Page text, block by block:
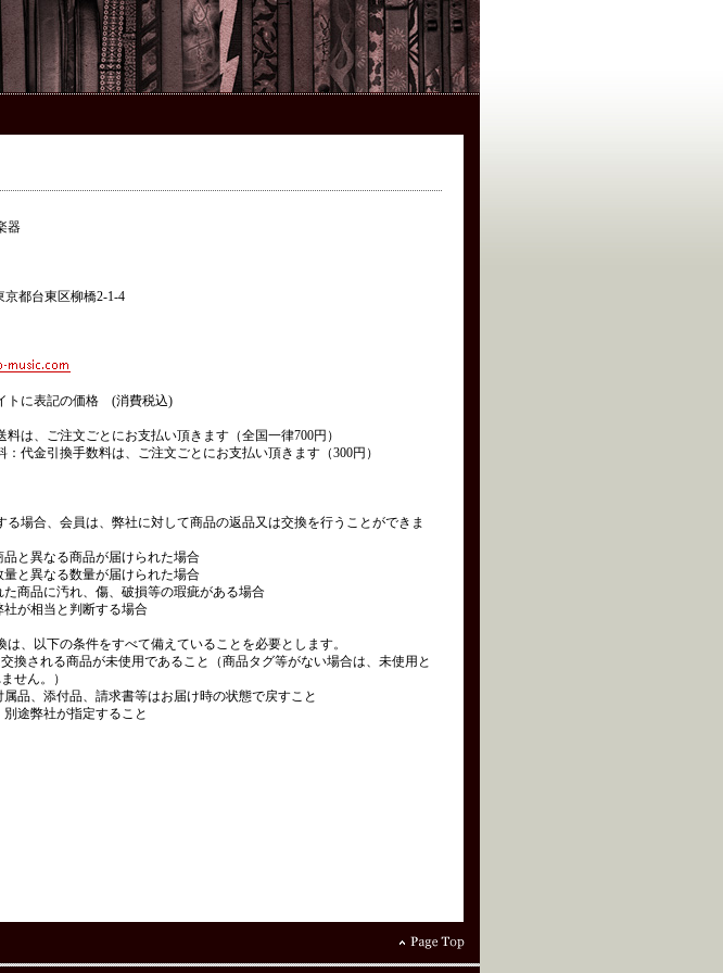
器
都台東区柳橋2-1-4
トに表記の価格 (消費税込)
は、ご注文ごとにお支払い頂きます（全国一律700円）
：代金引換手数料は、ご注文ごとにお支払い頂きます（300円）
る場合、会員は、弊社に対して商品の返品又は交換を行うことができま
品と異なる商品が届けられた場合
量と異なる数量が届けられた場合
た商品に汚れ、傷、破損等の瑕疵がある場合
社が相当と判断する場合
は、以下の条件をすべて備えていることを必要とします。
換される商品が未使用であること（商品タグ等がない場合は、未使用と
せん。）
属品、添付品、請求書等はお届け時の状態で戻すこと
別途弊社が指定すること